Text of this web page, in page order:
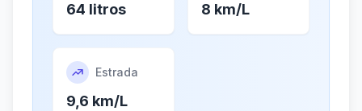
64 litros 8 km/L
Estrada
9,6 km/L